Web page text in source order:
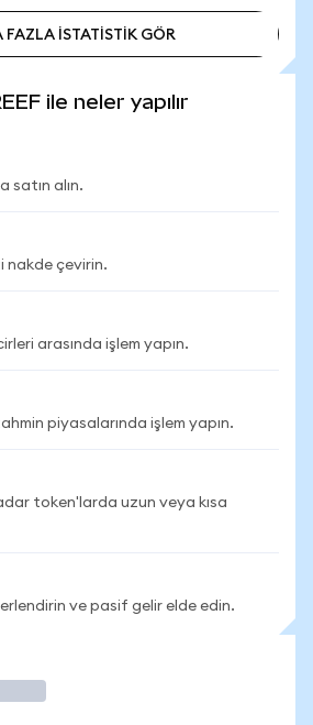
FAZLA İSTATİSTİK GÖR
ile neler yapılır
satın alın.
nakde çevirin.
arasında işlem yapın.
piyasalarında işlem yapın.
token'larda uzun veya kısa
ve pasif gelir elde edin.